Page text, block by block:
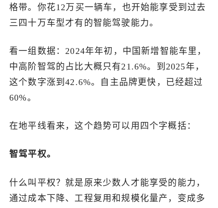
格带。你花12万买一辆车，也开始能享受到过去
三四十万车型才有的智能驾驶能力。
看一组数据：2024年年初，中国新增智能车里，
中高阶智驾的占比大概只有21.6%。到2025年，
这个数字涨到42.6%。自主品牌更快，已经超过
60%。
在地平线看来，这个趋势可以用四个字概括：
智驾平权。
什么叫平权？就是原来少数人才能享受的能力，
通过成本下降、工程复用和规模化量产，变成多